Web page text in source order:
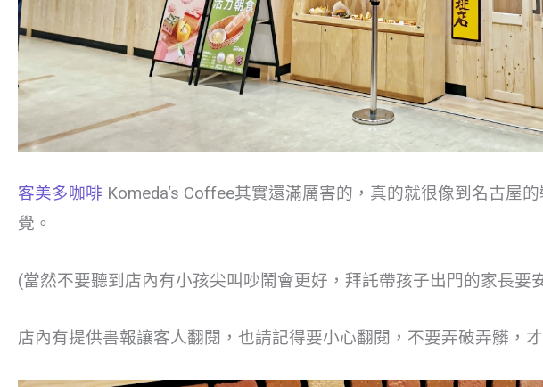
客美多咖啡 Komeda‘s Coffee其實還滿厲害的，真的就很像到名古屋
覺。
(當然不要聽到店內有小孩尖叫吵鬧會更好，拜託帶孩子出門的家長要
店內有提供書報讓客人翻閱，也請記得要小心翻閱，不要弄破弄髒，